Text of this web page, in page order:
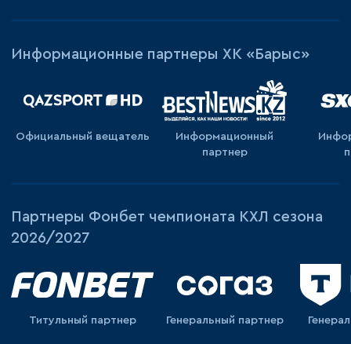
Информационные партнеры ХК «Барыс»
Официальный вещатель
Информационный
партнер
Партнеры Фонбет чемпионата КХЛ сезона
2026/2027
Титульный партнер Генеральный партнер